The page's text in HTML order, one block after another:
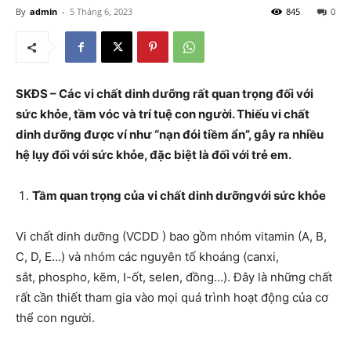
By admin - 5 Tháng 6, 2023 0
845
SKĐS – Các vi chất dinh dưỡng rất quan trọng đối với
sức khỏe, tầm vóc và trí tuệ con người. Thiếu vi chất
dinh dưỡng được ví như “nạn đói tiềm ẩn”, gây ra nhiều
hệ lụy đối với sức khỏe, đặc biệt là đối với trẻ em.
Tầm quan trọng của vi chất dinh dưỡngvới sức khỏe
Vi chất dinh dưỡng (VCDD ) bao gồm nhóm vitamin (A, B,
C, D, E…) và nhóm các nguyên tố khoáng (canxi,
sắt, phospho, kẽm, I-ốt, selen, đồng…). Đây là những chất
rất cần thiết tham gia vào mọi quá trình hoạt động của cơ
thể con người.